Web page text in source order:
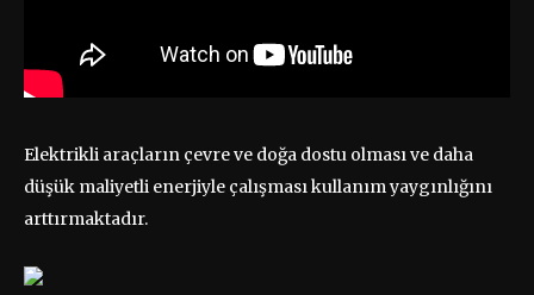
Elektrikli araçların çevre ve doğa dostu olması ve daha
düşük maliyetli enerjiyle çalışması kullanım yaygınlığını
arttırmaktadır.